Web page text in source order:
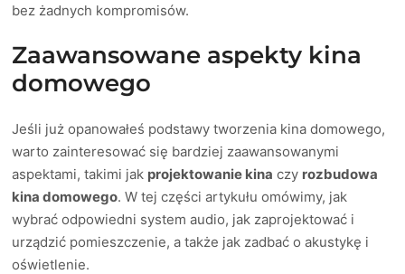
bez żadnych kompromisów.
Zaawansowane aspekty kina
domowego
Jeśli już opanowałeś podstawy tworzenia kina domowego,
warto zainteresować się bardziej zaawansowanymi
aspektami, takimi jak projektowanie kina czy rozbudowa
kina domowego. W tej części artykułu omówimy, jak
wybrać odpowiedni system audio, jak zaprojektować i
urządzić pomieszczenie, a także jak zadbać o akustykę i
oświetlenie.